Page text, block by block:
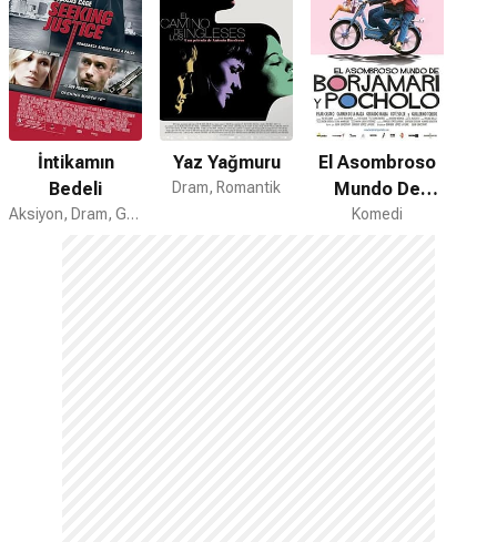
İntikamın
Bedeli
Aksiyon, Dram, Gerilim
Yaz Yağmuru
Dram, Romantik
El Asombroso
Mundo De
Borjamari Y
Komedi